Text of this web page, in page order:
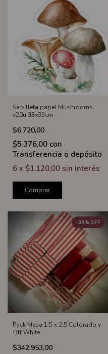
Servilleta papel Mushrooms
x20u 33x33cm
$6.720,00
$5.376,00 con
Transferencia o depósito
6 x $1.120,00 sin interés
Comprar
Pack Mesa 1,5 x 2,5 Colorado y
Off White
$342.953,00
-35% OFF